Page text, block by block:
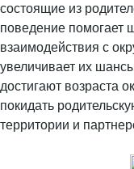
состоящие из
поведение помогает
взаимодействия с
увеличивает их
достигают возраста
покидать
территории и